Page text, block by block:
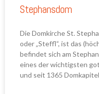
Stephansdom
Die Domkirche St.
oder „Steffl“, ist das
befindet sich am
eines der wichtigsten
und seit 1365